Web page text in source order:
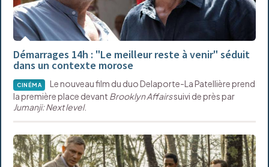
Démarrages 14h : "Le meilleur reste à venir" séduit
dans un contexte morose
CINÉMA
Le nouveau film du duo Delaporte-La Patellière prend
la première place devant Brooklyn Affairssuivi de près par
Jumanji: Next level.